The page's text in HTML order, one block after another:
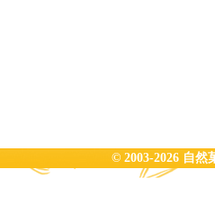
© 2003-2026 自然